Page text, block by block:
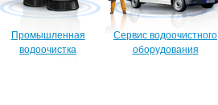
Промышленная
водоочистка
Сервис водоочистного
оборудования